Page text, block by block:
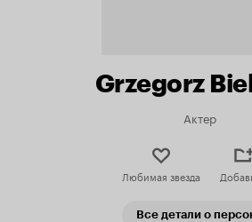
Grzegorz
Актер
Любимая звезда
Все детали о